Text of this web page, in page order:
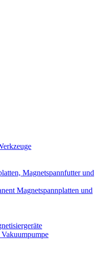
Magnetspannfutter und
Magnetspannplatten und